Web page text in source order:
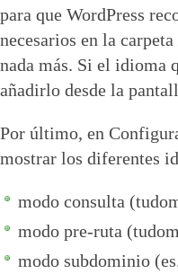
para que WordPress
necesarios en la carpeta
nada más. Si el idioma
añadirlo desde la
Por último, en
mostrar los diferentes
modo consulta
modo pre-ruta
modo subdominio